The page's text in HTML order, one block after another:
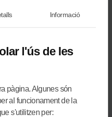
Informació
l'ús de les
pàgina. Algunes són
al funcionament de la
s'utilitzen per: